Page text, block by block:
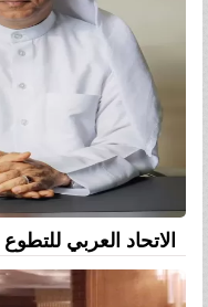
الاتحاد العربي